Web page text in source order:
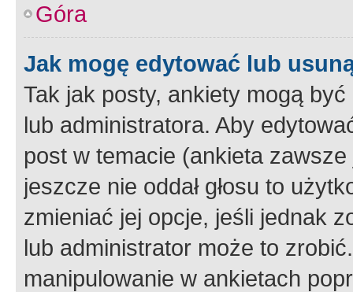
Góra
Jak mogę edytować lub
Tak jak posty, ankiety mogą
lub administratora. Aby
post w temacie (ankieta
jeszcze nie oddał głosu to
zmieniać jej opcje, jeśli jednak
lub administrator może to
manipulowanie w ankietach